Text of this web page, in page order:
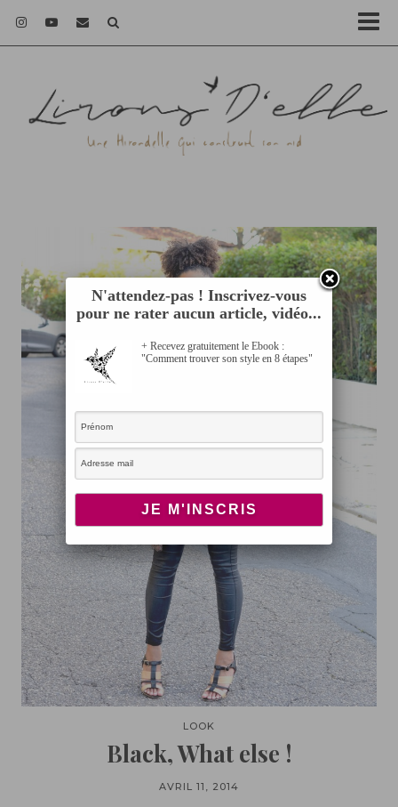
LOOK
Black, What else !
AVRIL 11, 2014
N'attendez-pas ! Inscrivez-vous
pour ne rater aucun article, vidéo...
+ Recevez gratuitement le Ebook :
"Comment trouver son style en 8 étapes"